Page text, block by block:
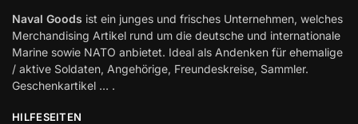
Naval Goods ist ein junges und frisches Unternehmen, welches
Merchandising Artikel rund um die deutsche und internationale
Marine sowie NATO anbietet. Ideal als Andenken für ehemalige
/ aktive Soldaten, Angehörige, Freundeskreise, Sammler.
Geschenkartikel … .
HILFESEITEN